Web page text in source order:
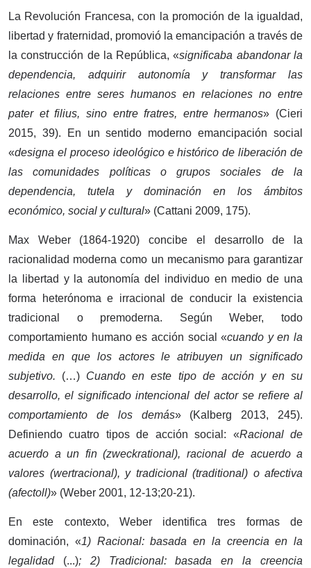
La Revolución Francesa, con la promoción de la igualdad,
libertad y fraternidad, promovió la emancipación a través de
la construcción de la República, «significaba abandonar la
dependencia, adquirir autonomía y transformar las
relaciones entre seres humanos en relaciones no entre
pater et filius, sino entre fratres, entre hermanos» (Cieri
2015, 39). En un sentido moderno emancipación social
«designa el proceso ideológico e histórico de liberación de
las comunidades políticas o grupos sociales de la
dependencia, tutela y dominación en los ámbitos
económico, social y cultural» (Cattani 2009, 175).
Max Weber (1864-1920) concibe el desarrollo de la
racionalidad moderna como un mecanismo para garantizar
la libertad y la autonomía del individuo en medio de una
forma heterónoma e irracional de conducir la existencia
tradicional o premoderna. Según Weber, todo
comportamiento humano es acción social «cuando y en la
medida en que los actores le atribuyen un significado
subjetivo. (…) Cuando en este tipo de acción y en su
desarrollo, el significado intencional del actor se refiere al
comportamiento de los demás» (Kalberg 2013, 245).
Definiendo cuatro tipos de acción social: «Racional de
acuerdo a un fin (zweckrational), racional de acuerdo a
valores (wertracional), y tradicional (traditional) o afectiva
(afectoll)» (Weber 2001, 12-13;20-21).
En este contexto, Weber identifica tres formas de
dominación, «1) Racional: basada en la creencia en la
legalidad(...); 2) Tradicional: basada en la creencia